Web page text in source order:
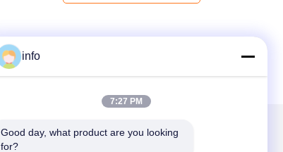
info
7:27 PM
Good day, what product are you looking
for?